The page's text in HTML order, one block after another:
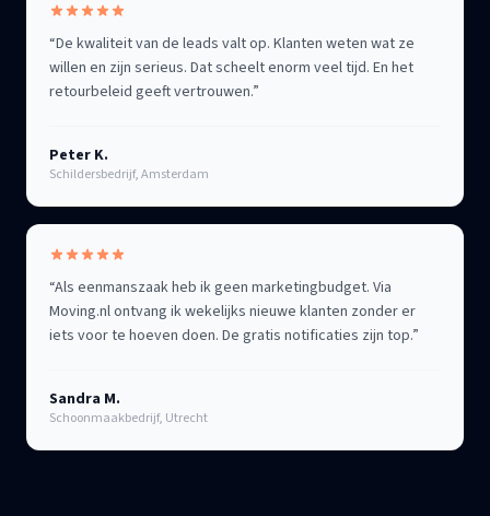
“De kwaliteit van de leads valt op. Klanten weten wat ze
willen en zijn serieus. Dat scheelt enorm veel tijd. En het
retourbeleid geeft vertrouwen.”
Peter K.
Schildersbedrijf, Amsterdam
“Als eenmanszaak heb ik geen marketingbudget. Via
Moving.nl ontvang ik wekelijks nieuwe klanten zonder er
iets voor te hoeven doen. De gratis notificaties zijn top.”
Sandra M.
Schoonmaakbedrijf, Utrecht